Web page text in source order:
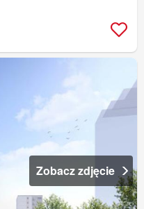
Zobacz zdjęcie